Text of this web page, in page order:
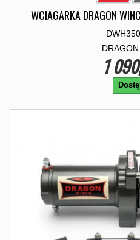
WCIAGARKA DRAGON
1